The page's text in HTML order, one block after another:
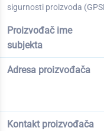
sigurnosti proizvoda
Proizvođač ime
subjekta
Adresa proizvođača
Kontakt proizvođača